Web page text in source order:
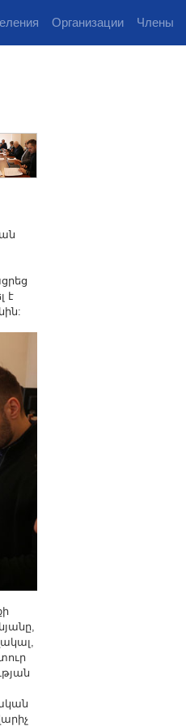
Организации Члены
է